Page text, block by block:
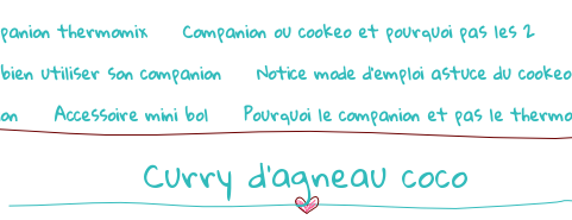
thermomix
Companion ou cookeo et pourquoi pas les 2
utiliser son companion
Notice mode d’emploi astuce du
Accessoire mini bol Pourquoi le companion et pas le
Curry d'agneau coco